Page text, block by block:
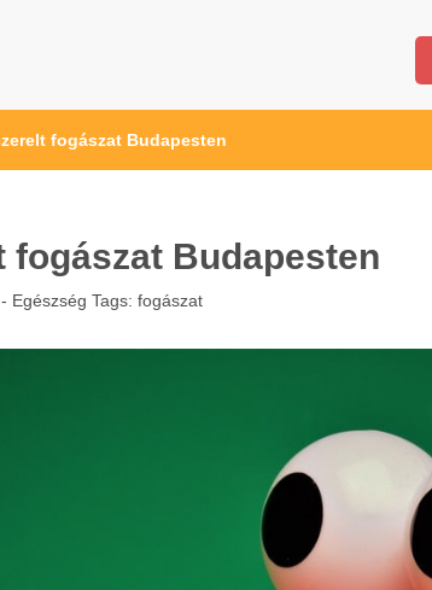
fogászat Budapesten
fogászat Budapesten
Egészség Tags: fogászat